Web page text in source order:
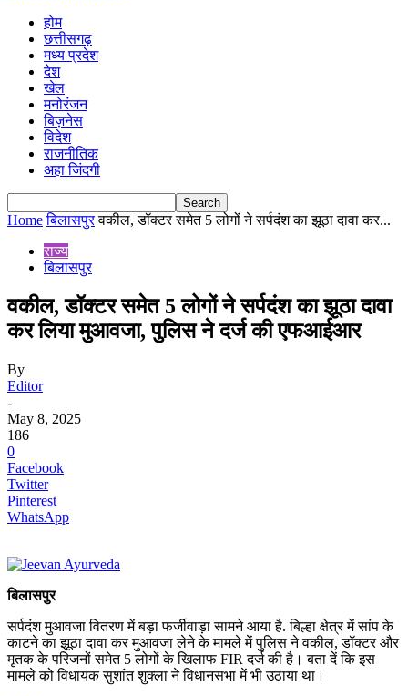
होम
छत्तीसगढ़
मध्य प्रदेश
देश
खेल
मनोरंजन
बिज़नेस
विदेश
राजनीतिक
अहा जिंदगी
Home बिलासपुर वकील, डॉक्टर समेत 5 लोगों ने सर्पदंश का झूठा दावा कर...
राज्य
बिलासपुर
वकील, डॉक्टर समेत 5 लोगों ने सर्पदंश का झूठा दावा
कर लिया मुआवजा, पुलिस ने दर्ज की एफआईआर
By
Editor
-
May 8, 2025
186
0
Facebook
Twitter
Pinterest
WhatsApp
बिलासपुर
सर्पदंश मुआवजा वितरण में बड़ा फर्जीवाड़ा सामने आया है. बिल्हा क्षेत्र में सांप के
काटने का झूठा दावा कर मुआवजा लेने के मामले में पुलिस ने वकील, डॉक्टर और
मृतक के परिजनों समेत 5 लोगों के खिलाफ FIR दर्ज की है। बता दें कि इस
मामले को विधायक सुशांत शुक्ला ने विधानसभा में भी उठाया था।